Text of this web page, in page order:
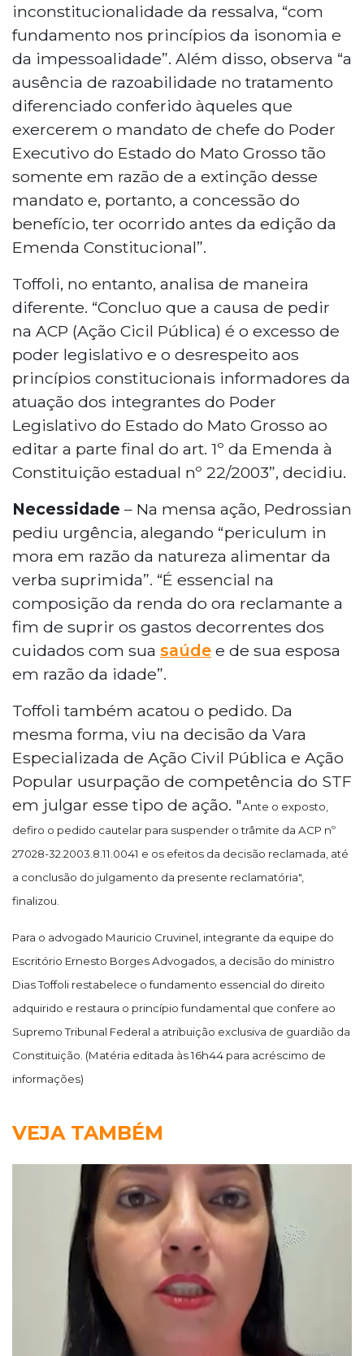
inconstitucionalidade da ressalva, “com
fundamento nos princípios da isonomia e
da impessoalidade”. Além disso, observa “a
ausência de razoabilidade no tratamento
diferenciado conferido àqueles que
exercerem o mandato de chefe do Poder
Executivo do Estado do Mato Grosso tão
somente em razão de a extinção desse
mandato e, portanto, a concessão do
benefício, ter ocorrido antes da edição da
Emenda Constitucional”.
Toffoli, no entanto, analisa de maneira
diferente. “Concluo que a causa de pedir
na ACP (Ação Cicil Pública) é o excesso de
poder legislativo e o desrespeito aos
princípios constitucionais informadores da
atuação dos integrantes do Poder
Legislativo do Estado do Mato Grosso ao
editar a parte final do art. 1º da Emenda à
Constituição estadual nº 22/2003”, decidiu.
Necessidade – Na mensa ação, Pedrossian
pediu urgência, alegando “periculum in
mora em razão da natureza alimentar da
verba suprimida”. “É essencial na
composição da renda do ora reclamante a
fim de suprir os gastos decorrentes dos
cuidados com sua saúde e de sua esposa
em razão da idade”.
Toffoli também acatou o pedido. Da
mesma forma, viu na decisão da Vara
Especializada de Ação Civil Pública e Ação
Popular usurpação de competência do STF
em julgar esse tipo de ação. "Ante o exposto,
defiro o pedido cautelar para suspender o trâmite da ACP nº
27028-32.2003.8.11.0041 e os efeitos da decisão reclamada, até
a conclusão do julgamento da presente reclamatória",
finalizou.
Para o advogado Mauricio Cruvinel, integrante da equipe do
Escritório Ernesto Borges Advogados, a decisão do ministro
Dias Toffoli restabelece o fundamento essencial do direito
adquirido e restaura o princípio fundamental que confere ao
Supremo Tribunal Federal a atribuição exclusiva de guardião da
Constituição. (Matéria editada às 16h44 para acréscimo de
informações)
VEJA TAMBÉM